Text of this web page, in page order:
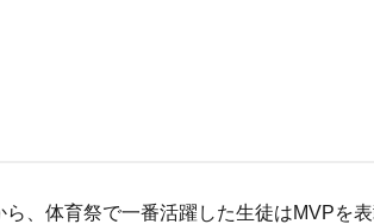
、体育祭で一番活躍した生徒はMVPを